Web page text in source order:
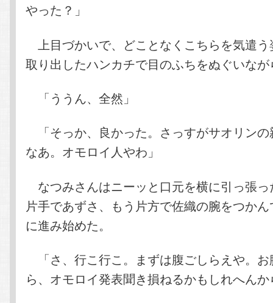
やった？」
上目づかいで、どことなくこちらを気遣
取り出したハンカチで目のふちをぬぐいな
「ううん、全然」
「そっか、良かった。さっすがサオリン
なあ。オモロイ人やわ」
なつみさんはニーッと口元を横に引っ張
片手であずさ、もう片方で佐織の腕をつか
に進み始めた。
「さ、行こ行こ。まずは腹ごしらえや。
ら、オモロイ発表聞き損ねるかもしれへん